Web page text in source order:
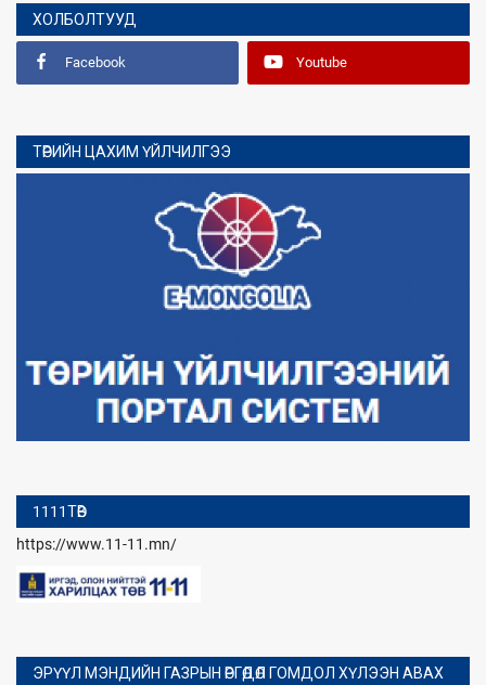
ХОЛБОЛТУУД
Facebook Youtube
ТӨРИЙН ЦАХИМ ҮЙЛЧИЛГЭЭ
1111ТӨВ
https://www.11-11.mn/
ЭРҮҮЛ МЭНДИЙН ГАЗРЫН ӨРГӨДӨЛ ГОМДОЛ ХҮЛЭЭН АВАХ